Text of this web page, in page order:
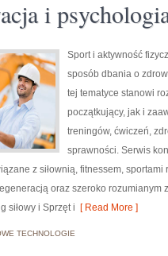
i
Sport i aktywność
sposób dbania o
tej tematyce stanowi
początkujący, jak i
treningów, ćwiczeń,
sprawności. Serwis
z siłownią, fitnessem,
oraz szeroko
siłowy i Sprzęt i [ Read More ]
TECHNOLOGIE